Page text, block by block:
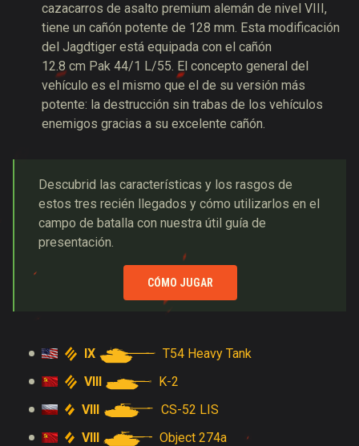
cazacarros de asalto premium alemán de nivel VIII,
tiene un cañón potente de 128 mm. Esta modificación
del Jagdtiger está equipada con el cañón
12.8 cm Pak 44/1 L/55. El concepto general del
vehículo es el mismo que el de su versión más
potente: la destrucción sin trabas de los vehículos
enemigos gracias a su excelente cañón.
Descubrid las características y los rasgos de
estos tres recién llegados y cómo utilizarlos en el
campo de batalla con nuestra útil guía de
presentación.
CÓMO JUGAR
IX
T54 Heavy Tank
VIII
K-2
VIII
CS-52 LIS
VIII
Object 274a